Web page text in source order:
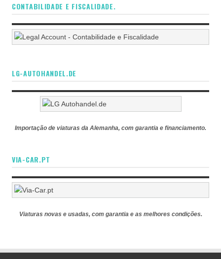
CONTABILIDADE E FISCALIDADE.
LG-AUTOHANDEL.DE
Importação de viaturas da Alemanha, com garantia e financiamento.
VIA-CAR.PT
Viaturas novas e usadas, com garantia e as melhores condições.